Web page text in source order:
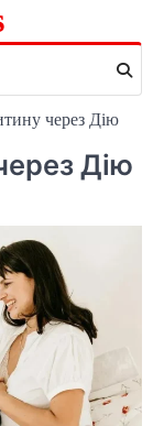
через Дію
Дію